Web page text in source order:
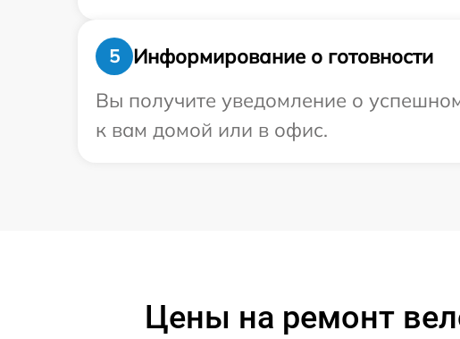
5
Информирование о готовности
Вы получите уведомление о
к вам домой или в офис.
Цены на ремонт